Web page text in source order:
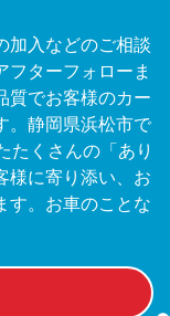
加入などのご相談
フターフォローま
質でお客様のカー
。静岡県浜松市で
たくさんの「あり
様に寄り添い、お
す。お車のことな